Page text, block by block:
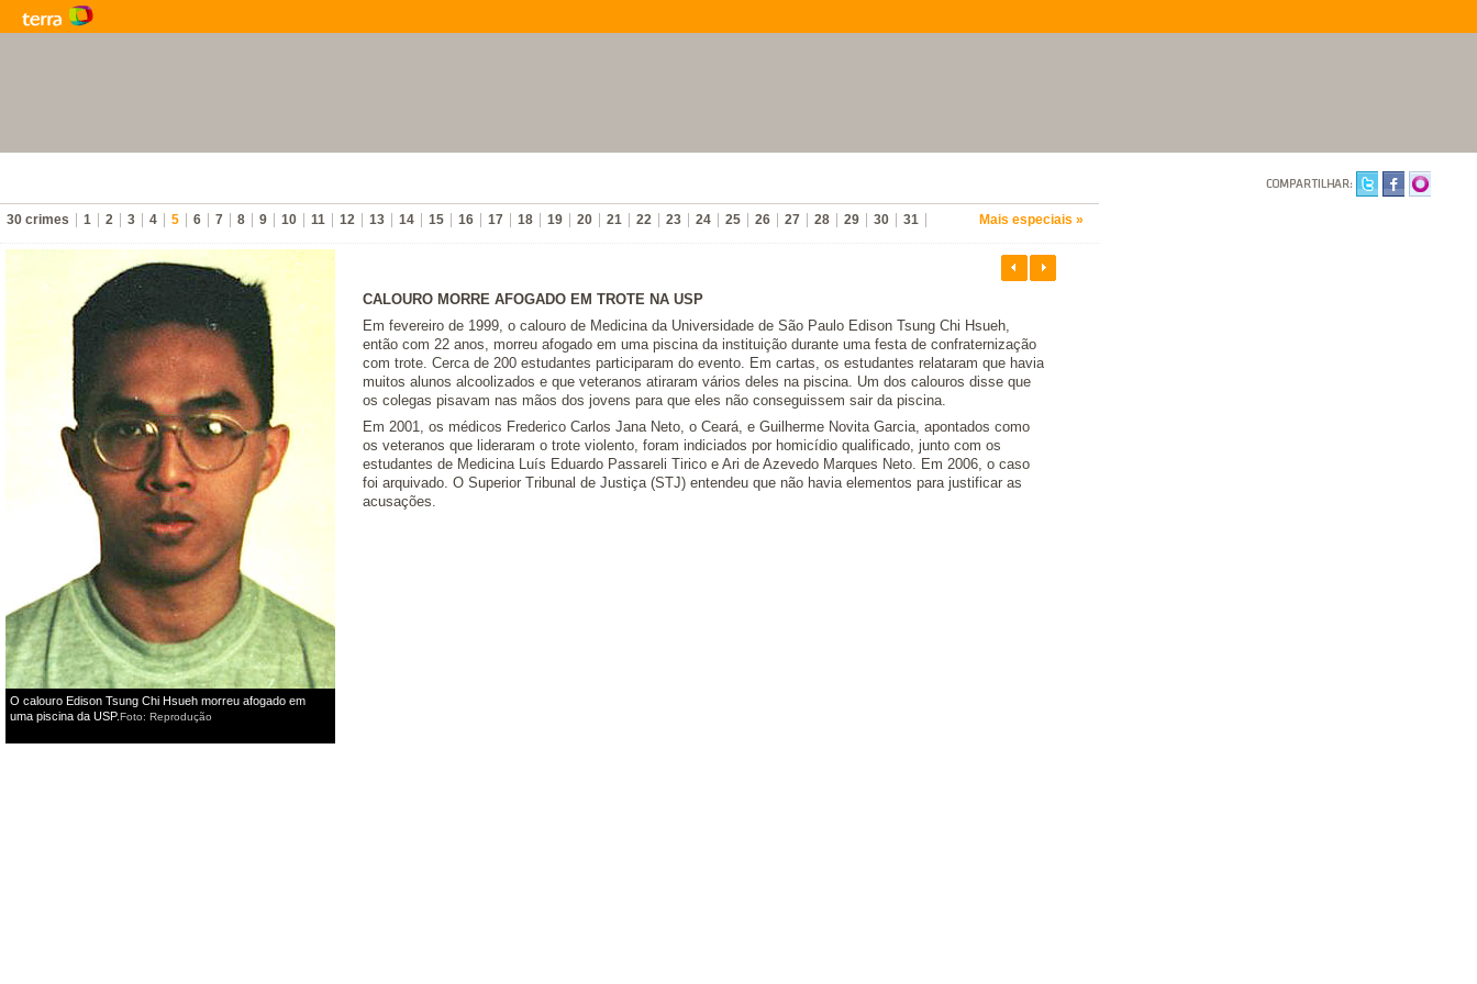
CALOURO MORRE AFOGADO EM TROTE NA USP
Em fevereiro de 1999, o calouro de Medicina da Universidade de São Paulo Edison Tsung Chi Hsueh,
então com 22 anos, morreu afogado em uma piscina da instituição durante uma festa de confraternização
com trote. Cerca de 200 estudantes participaram do evento. Em cartas, os estudantes relataram que havia
muitos alunos alcoolizados e que veteranos atiraram vários deles na piscina. Um dos calouros disse que
os colegas pisavam nas mãos dos jovens para que eles não conseguissem sair da piscina.
Em 2001, os médicos Frederico Carlos Jana Neto, o Ceará, e Guilherme Novita Garcia, apontados como
os veteranos que lideraram o trote violento, foram indiciados por homicídio qualificado, junto com os
estudantes de Medicina Luís Eduardo Passareli Tirico e Ari de Azevedo Marques Neto. Em 2006, o caso
foi arquivado. O Superior Tribunal de Justiça (STJ) entendeu que não havia elementos para justificar as
acusações.
O calouro Edison Tsung Chi Hsueh morreu afogado em
uma piscina da USP.Foto: Reprodução
30 crimes 1 2 3 4 5 6 7 8 9 10 11 12 13 14 15 16 17 18 19 20 21 22 23 24 25 26 27 28 29 30 31 Mais especiais »